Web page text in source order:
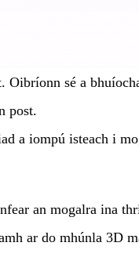
Oibríonn sé a
post.
a iompú isteach i
an mogalra ina
ar do mhúnla 3D